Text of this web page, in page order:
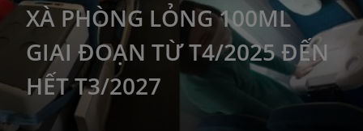
XÀ PHÒNG LỎNG 100ML
GIAI ĐOẠN TỪ T4/2025 ĐẾN
HẾT T3/2027